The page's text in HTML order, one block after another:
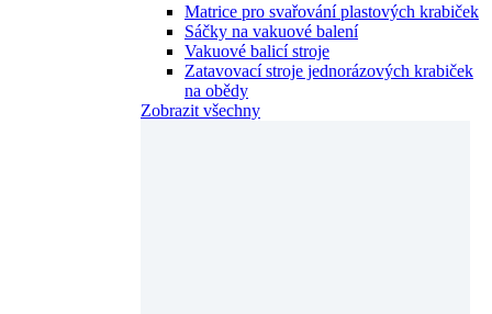
Matrice pro svařování plastových krabiček
Sáčky na vakuové balení
Vakuové balicí stroje
Zatavovací stroje jednorázových krabiček
na obědy
Zobrazit všechny